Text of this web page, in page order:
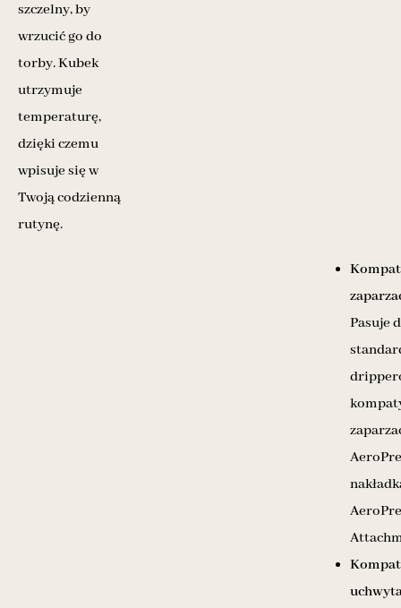
szczelny, by
wrzucić go do
torby. Kubek
utrzymuje
temperaturę,
dzięki czemu
wpisuje się w
Twoją codzienną
rutynę.
Pasuje